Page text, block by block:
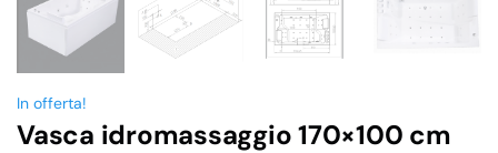
In offerta!
Vasca idromassaggio 170×100 cm